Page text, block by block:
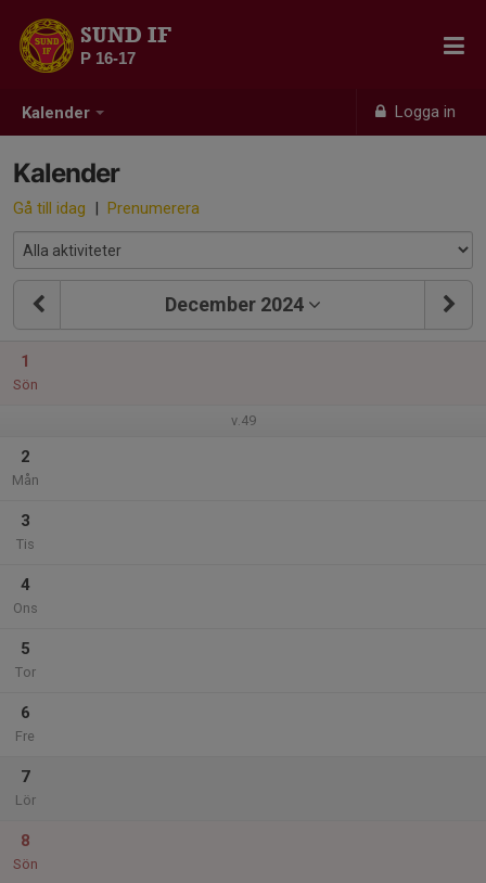
Kalender Logga in
SUND IF
P 16-17
Kalender
Gå till idag | Prenumerera
December 2024
1
Sön
v.49
2
Mån
3
Tis
4
Ons
5
Tor
6
Fre
7
Lör
8
Sön